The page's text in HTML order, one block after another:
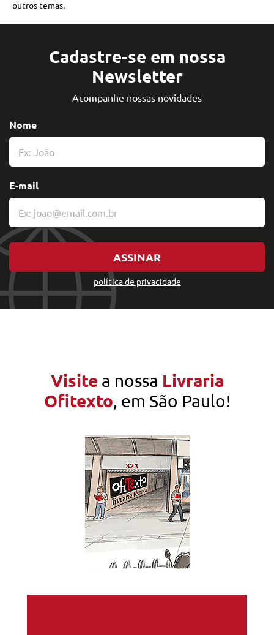
outros temas.
Cadastre-se em nossa
Newsletter
Acompanhe nossas novidades
política de privacidade
Nome
E-mail
ASSINAR
Visite a nossa Livraria
Ofitexto, em São Paulo!